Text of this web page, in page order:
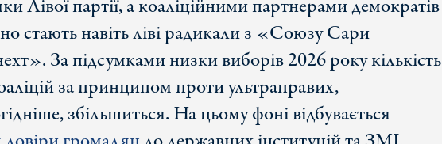
Лівої партії, а коаліційними партнерами демократів
стають навіть ліві радикали з «Союзу Сари
За підсумками низки виборів 2026 року кількість
за принципом проти ультраправих,
збільшиться. На цьому фоні відбувається